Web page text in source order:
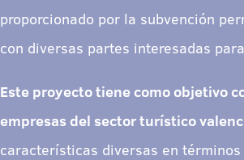
proporcionado por la subvención
con diversas partes interesadas
Este proyecto tiene como objetivo
empresas del sector turístico
características diversas en